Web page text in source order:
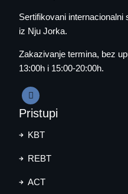
Sertifikovani internacionalni
iz Nju Jorka.
Zakazivanje termina, bez
13:00h i 15:00-20:00h.
Pristupi
KBT
REBT
ACT